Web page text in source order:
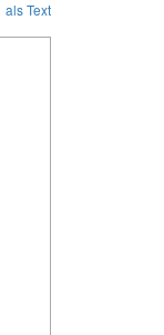
als Text